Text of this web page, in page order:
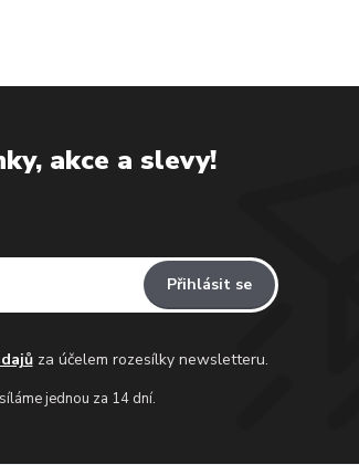
akce a slevy!
Přihlásit se
za účelem rozesílky newsletteru.
jednou za 14 dní.